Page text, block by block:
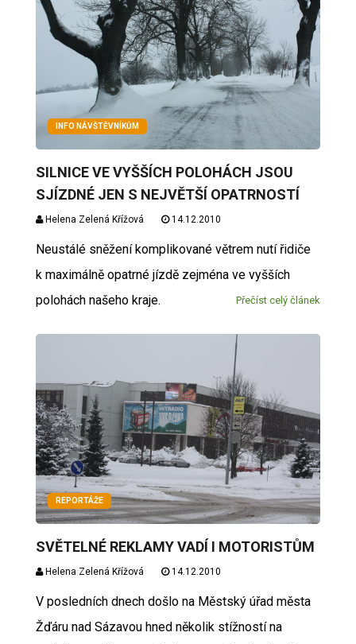
INFO NÁVŠTĚVNÍKŮM
SILNICE VE VYŠŠÍCH POLOHÁCH JSOU
SJÍZDNÉ JEN S NEJVĚTŠÍ OPATRNOSTÍ
Helena Zelená Křížová 14.12.2010
Neustálé sněžení komplikované větrem nutí řidiče
k maximálně opatrné jízdě zejména ve vyšších
polohách našeho kraje.
Přečíst celý článek
REPORTÁŽE
SVĚTELNÉ REKLAMY VADÍ I MOTORISTŮM
Helena Zelená Křížová 14.12.2010
V posledních dnech došlo na Městský úřad města
Žďáru nad Sázavou hned několik stížností na